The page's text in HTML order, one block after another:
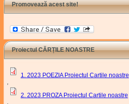
Promovează acest site!
Proiectul CĂRȚILE NOASTRE
1. 2023 POEZIA Proiectul Cartile noastre
,
2. 2023 PROZA Proiectul Cartile noastre
,